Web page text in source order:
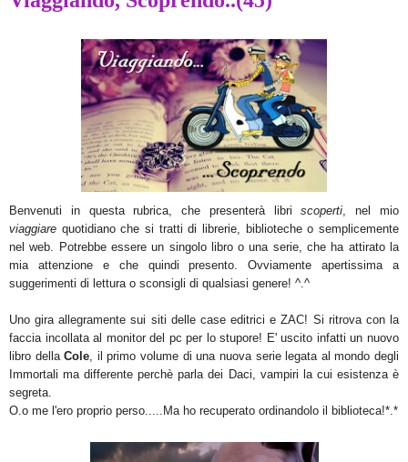
Benvenuti in questa rubrica, che presenterà libriscoperti , nel mio
viaggiare quotidiano che si tratti di librerie, biblioteche o semplicemente
nel web. Potrebbe essere un singololibro o una serie, che ha attirato la
mia attenzione e che quindi presento. Ovviamente apertissima a
suggerimenti di lettura o sconsigli di qualsiasi genere! ^.^
Uno gira allegramente sui siti delle case editrici e ZAC! Si ritrova con la
faccia incollata al monitor del pc per lo stupore! E' uscito infatti un nuovo
libro dellaCole , il primo volume di una nuova serie legata al mondo degli
Immortali ma differente perchè parla dei Daci, vampiri la cui esistenza è
segreta.
O.o me l'ero proprio perso.....Ma ho recuperato ordinandolo il biblioteca!*.*